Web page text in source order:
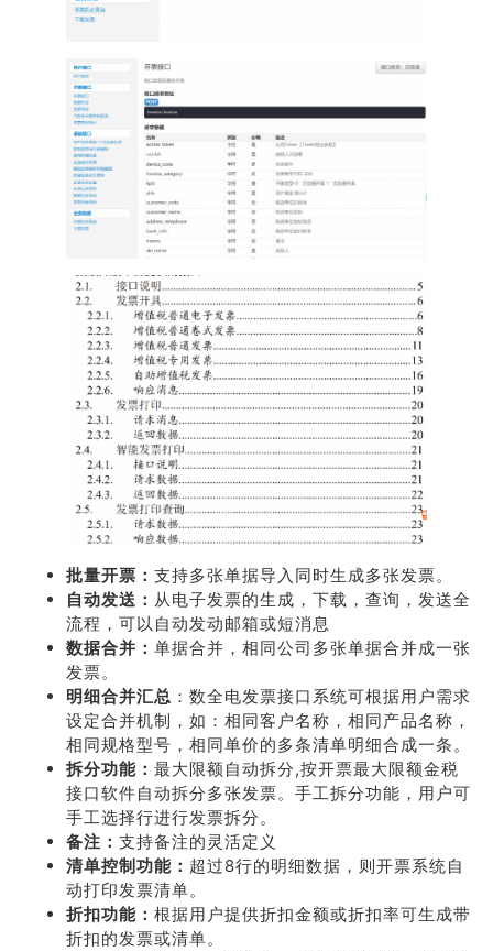
批量开票： 支持多张单据导入同时生成多张发票。
自动发送： 从电子发票的生成，下载，查询，发送全
流程，可以自动发动邮箱或短消息
数据合并： 单据合并，相同公司多张单据合并成一张
发票。
明细合并汇总 ：数全电发票接口系统可根据用户需求
设定合并机制，如：相同客户名称，相同产品名称，
相同规格型号，相同单价的多条清单明细合成一条。
拆分功能： 最大限额自动拆分,按开票最大限额金税
接口软件自动拆分多张发票。手工拆分功能，用户可
手工选择行进行发票拆分。
备注： 支持备注的灵活定义
清单控制功能： 超过8行的明细数据，则开票系统自
动打印发票清单。
折扣功能： 根据用户提供折扣金额或折扣率可生成带
折扣的发票或清单。